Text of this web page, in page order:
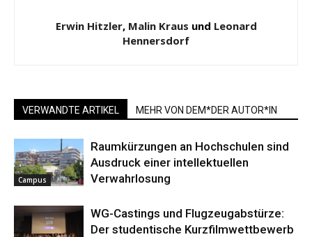
Erwin Hitzler, Malin Kraus und Leonard
Hennersdorf
VERWANDTE ARTIKEL MEHR VON DEM*DER AUTOR*IN
Campus
Raumkürzungen an Hochschulen sind
Ausdruck einer intellektuellen
Verwahrlosung
WG-Castings und Flugzeugabstürze:
Der studentische Kurzfilmwettbewerb